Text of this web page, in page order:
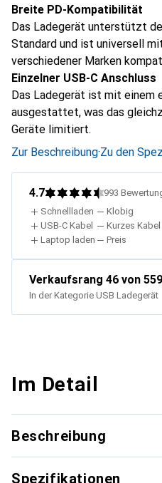
Breite PD-Kompatibilität
Das Ladegerät unterstützt
Standard und ist universell
verschiedener Marken
Einzelner USB-C Anschluss
Das Ladegerät ist mit einem
ausgestattet, was das
Geräte limitiert.
Zur Beschreibung·Zu den
4.7 993
Schnellladen
USB-C Kabel
Laptop laden
Klobig
Kurzes Kabel
Preis
Verkaufsrang 46 von
In der Kategorie USB Ladegerät
Im Detail
Beschreibung
Spezifikationen